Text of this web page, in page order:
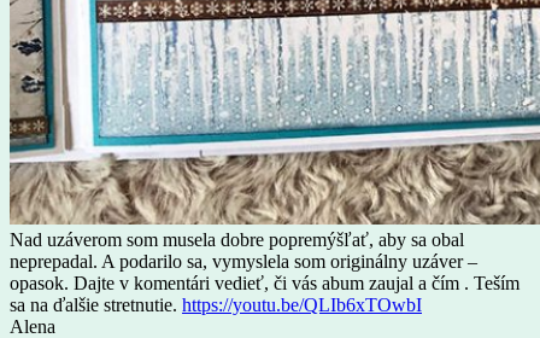
Nad uzáverom som musela dobre popremýšľať, aby sa obal
neprepadal. A podarilo sa, vymyslela som originálny uzáver –
opasok. Dajte v komentári vedieť, či vás abum zaujal a čím . Teším
sa na ďalšie stretnutie. https://youtu.be/QLIb6xTOwbI
Alena